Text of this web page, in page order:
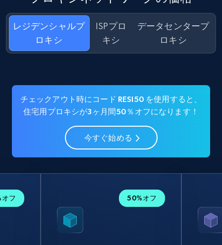
レジデンシャルプ
ロキシ
ISPプロ
キシ
データセンタープ
ロキシ
チェックアウト時にコード RESI50 を使用すると、
住宅用プロキシが3ヶ月間50％オフになります！
今すぐ始める
フ 50%オフ